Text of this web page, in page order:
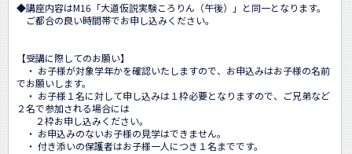
◆講座内容はM16「大道仮説実験ころりん（午後）」と同一となります。
ご都合の良い時間帯でお申し込みください。
【受講に際してのお願い】
・ お子様が対象学年かを確認いたしますので、お申込みはお子様の名前
でお願いします。
・ お子様１名に対して申し込みは１枠必要となりますので、ご兄弟など
２名で参加される場合には
２枠お申し込みください。
・ お申込みのないお子様の見学はできません。
・ 付き添いの保護者はお子様一人につき１名までです。